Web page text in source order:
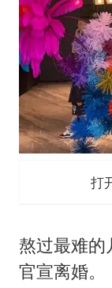
打
熬过最难的
官宣离婚。